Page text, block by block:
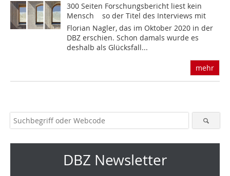
300 Seiten Forschungsbericht liest kein
Mensch  so der Titel des Interviews mit
Florian Nagler, das im Oktober 2020 in der
DBZ erschien. Schon damals wurde es
deshalb als Glücksfall...
mehr
DBZ Newsletter